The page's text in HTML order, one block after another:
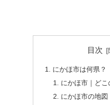
目次
にかほ市は何県？
にかほ市｜どこ
にかほ市の地図